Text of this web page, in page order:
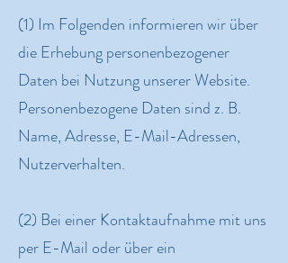
(1) Im Folgenden informieren wir über
die Erhebung personenbezogener
Daten bei Nutzung unserer Website.
Personenbezogene Daten sind z. B.
Name, Adresse, E-Mail-Adressen,
Nutzerverhalten.
(2) Bei einer Kontaktaufnahme mit uns
per E-Mail oder über ein